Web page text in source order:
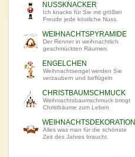
NUSSKNACKER
Ich knacke für Sie mit größter
Freude jede köstliche Nuss.
WEIHNACHTSPYRAMIDE
Der Renner in weihnachtlich
geschmückten Räumen.
ENGELCHEN
Weihnachtsengel werden Sie
verzaubern und beflügeln
CHRISTBAUMSCHMUCK
Weihnachtsbaumschmuck bringt
Christbäume zum Leben
WEIHNACHTSDEKORATION
Alles was man für die schönste
Zeit des Jahres braucht.